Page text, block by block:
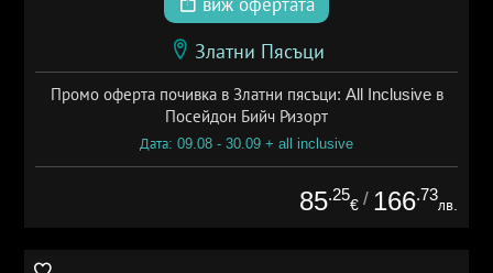
виж офертата
Златни Пясъци
Промо оферта почивка в Златни пясъци: All Inclusive в
Посейдон Бийч Ризорт
Дата: 09.08 - 30.09 + all inclusive
85.25
€ / 166.73
лв.